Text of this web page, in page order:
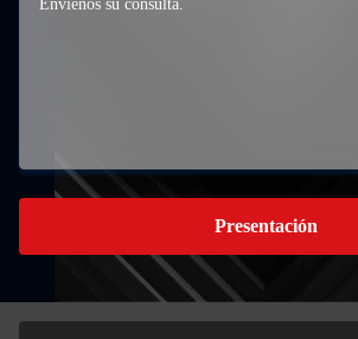
Presentación